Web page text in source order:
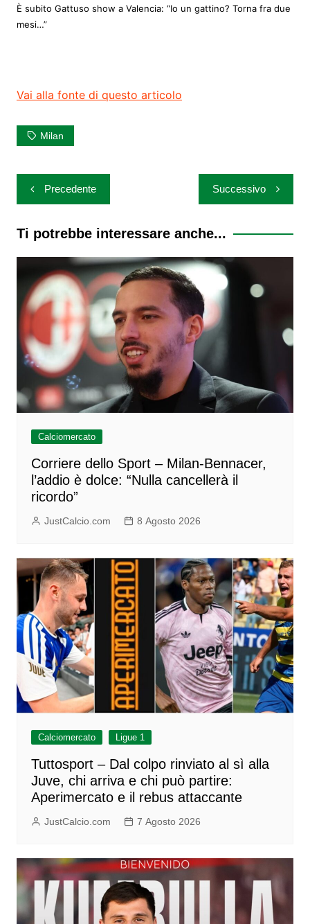
È subito Gattuso show a Valencia: “Io un gattino? Torna fra due
mesi…”
Vai alla fonte di questo articolo
Milan
Navigazione
articoli
Precedente Successivo
Ti potrebbe interessare anche...
Calciomercato
Corriere dello Sport – Milan-Bennacer,
l’addio è dolce: “Nulla cancellerà il
ricordo”
JustCalcio.com 8 Agosto 2026
Calciomercato Ligue 1
Tuttosport – Dal colpo rinviato al sì alla
Juve, chi arriva e chi può partire:
Aperimercato e il rebus attaccante
JustCalcio.com 7 Agosto 2026